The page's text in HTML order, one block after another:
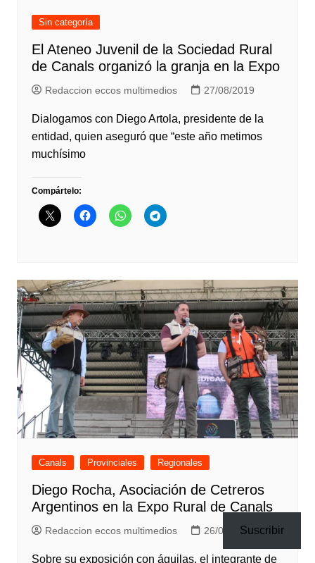
Sin categoría
El Ateneo Juvenil de la Sociedad Rural
de Canals organizó la granja en la Expo
Redaccion eccos multimedios 27/08/2019
Dialogamos con Diego Artola, presidente de la
entidad, quien aseguró que “este año metimos
muchísimo
Compártelo:
Canals Provinciales Regionales
Diego Rocha, Asociación de Cetreros
Argentinos en la Expo Rural de Canals
Redaccion eccos multimedios 26/08/2019
Sobre su exposición con águilas, el integrante de
Suscribir